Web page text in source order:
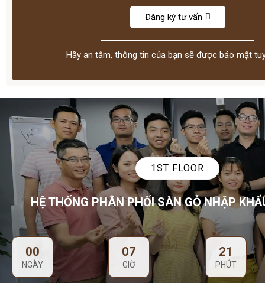
Đăng ký tư vấn
Hãy an tâm, thông tin của bạn sẽ được bảo mật
1ST FLOOR
HỆ THỐNG PHÂN PHỐI SÀN GỖ NHẬP
00
NGÀY
07
GIỜ
21
PHÚT